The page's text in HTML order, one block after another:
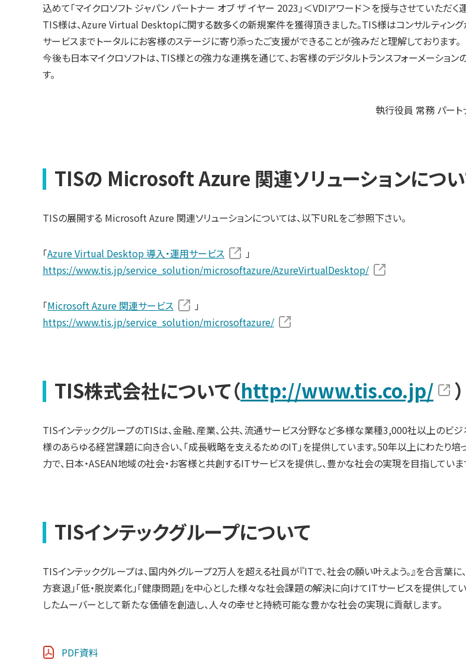
込めて「マイクロソフト ジャパン パートナー オブ ザ イヤー 2023」＜VDIアワード＞を授与させていただく
TIS様は、Azure Virtual Desktopに関する数多くの新規案件を獲得頂きました。TIS様はコンサルティング
サービスまでトータルにお客様のステージに寄り添ったご支援ができることが強みだと理解しております。
今後も日本マイクロソフトは、TIS様との強力な連携を通じて、お客様のデジタルトランスフォーメーション
す。
執行役員 常務 パー
TISの Microsoft Azure 関連ソリューションにつ
TISの展開する Microsoft Azure 関連ソリューションについては、以下URLをご参照下さい。
「Azure Virtual Desktop 導入・運用サービス
」
https://www.tis.jp/service_solution/microsoftazure/AzureVirtualDesktop/
「Microsoft Azure 関連サービス
」
https://www.tis.jp/service_solution/microsoftazure/
TIS株式会社について（http://www.tis.co.jp/ ）
TISインテックグループのTISは、金融、産業、公共、流通サービス分野など多様な業種3,000社以上のビジ
様のあらゆる経営課題に向き合い、「成長戦略を支えるためのIT」を提供しています。50年以上にわたり
力で、日本・ASEAN地域の社会・お客様と共創するITサービスを提供し、豊かな社会の実現を目指していま
TISインテックグループについて
TISインテックグループは、国内外グループ2万人を超える社員が『ITで、社会の願い叶えよう。』を合言葉に
方衰退」「低・脱炭素化」「健康問題」を中心とした様々な社会課題の解決に向けてITサービスを提供して
したムーバーとして新たな価値を創造し、人々の幸せと持続可能な豊かな社会の実現に貢献します。
PDF資料